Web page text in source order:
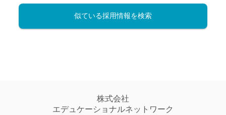
似ている採用情報を検索
株式会社
エデュケーショナルネットワーク